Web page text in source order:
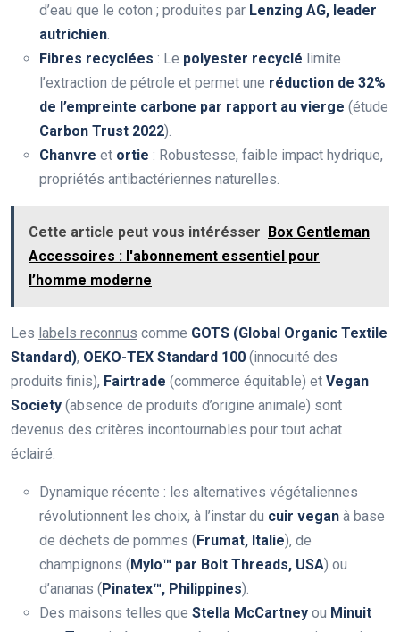
d’eau que le coton ; produites par Lenzing AG, leader
autrichien
Fibres recyclées : Le polyester recyclé limite
l’extraction de pétrole et permet une réduction de 32%
de l’empreinte carbone par rapport au vierge (étude
Carbon Trust 2022).
Chanvre et ortie : Robustesse, faible impact hydrique,
propriétés antibactériennes naturelles.
Cette article peut vous intérésser Box Gentleman
Accessoires : l'abonnement essentiel pour
l’homme moderne
Les labels reconnus comme GOTS (Global Organic Textile
Standard), OEKO-TEX Standard 100 (innocuité des
produits finis), Fairtrade (commerce équitable) et Vegan
Society (absence de produits d’origine animale) sont
devenus des critères incontournables pour tout achat
éclairé.
Dynamique récente : les alternatives végétaliennes
révolutionnent les choix, à l’instar du cuir vegan à base
de déchets de pommes (Frumat, Italie), de
champignons (Mylo™ par Bolt Threads, USA) ou
d’ananas (Pinatex™, Philippines).
Des maisons telles que Stella McCartney ou Minuit